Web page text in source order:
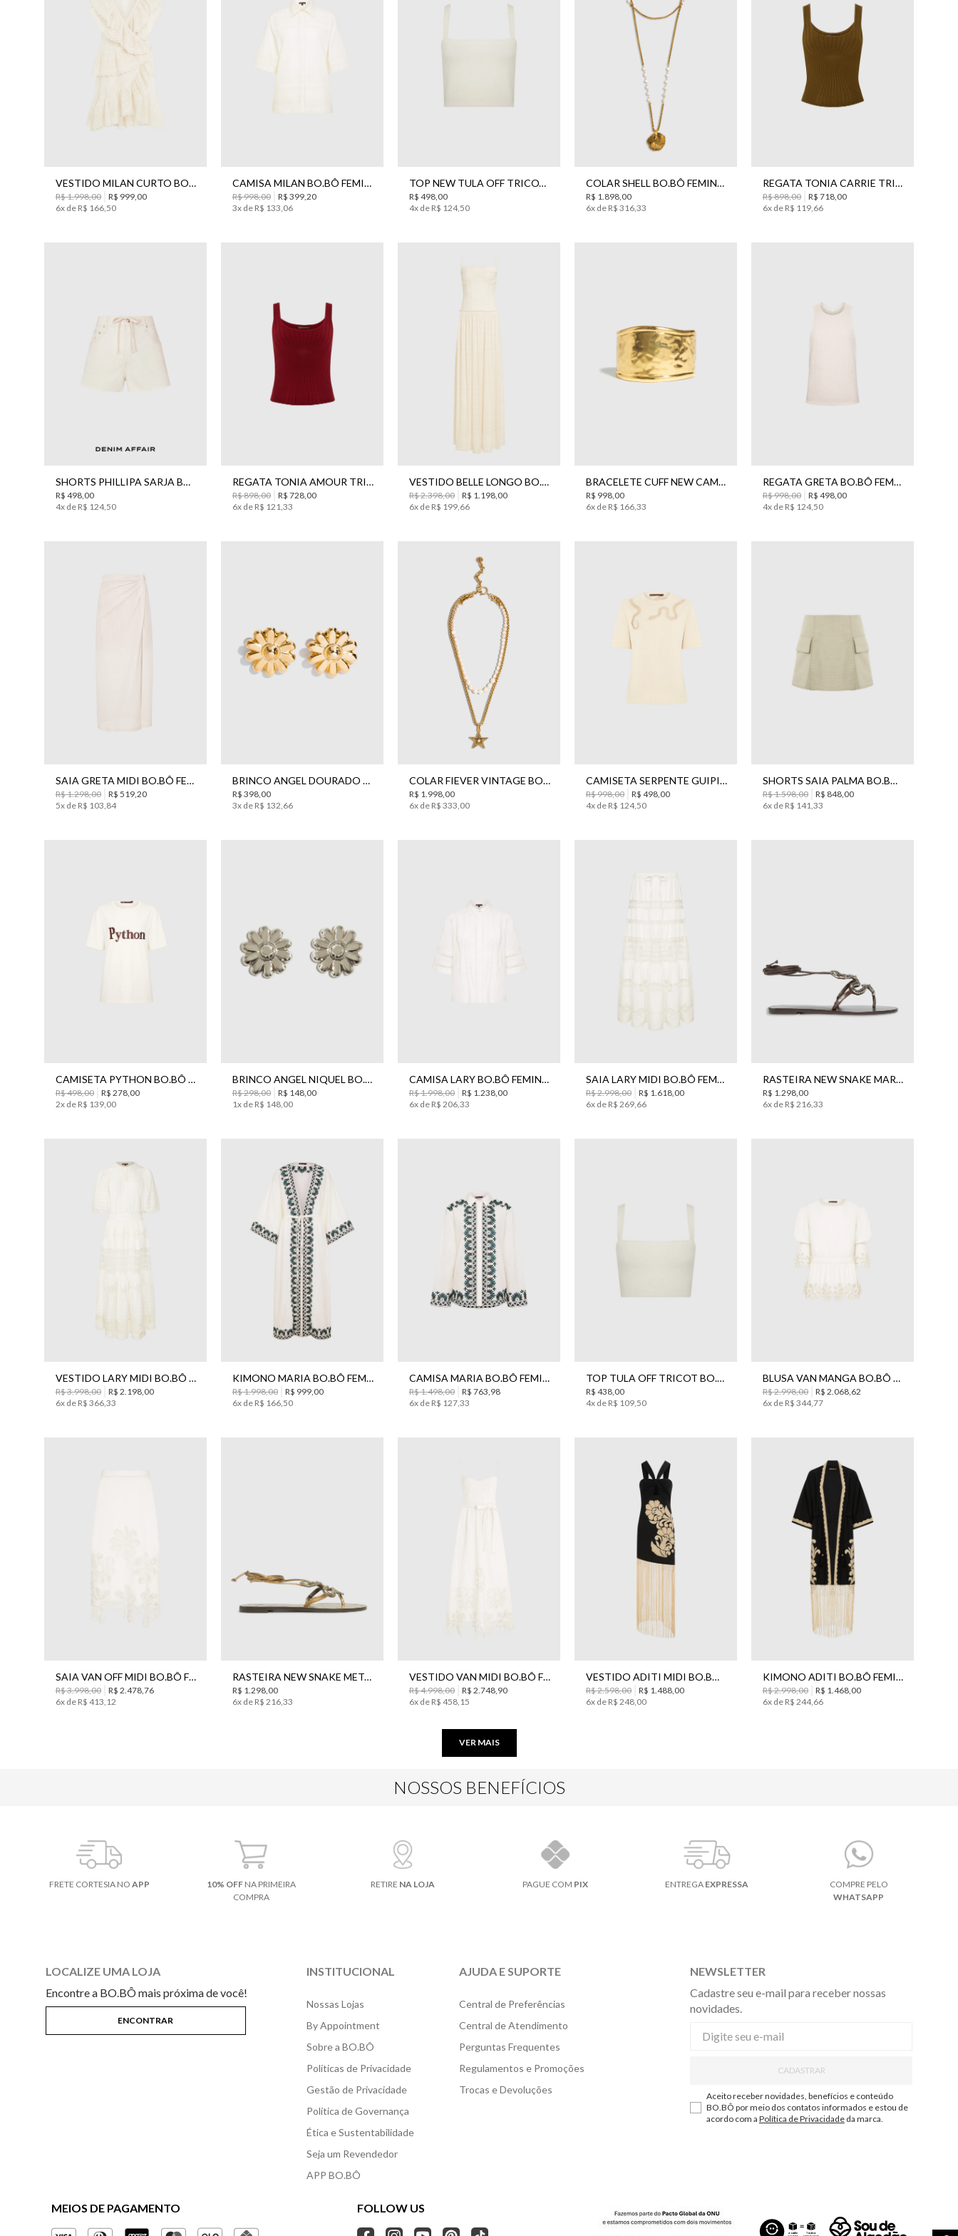
VESTIDO MILAN CURTO BO.BÔ FEMININO
R$1.998,00 R$ 999, 00
6x de R$ 166, 50
CAMISA MILAN BO.BÔ FEMININA
R$998,00 R$ 399, 20
3x de R$ 133 06
TOP NEW TULA OFF TRICOT BO.BÔ FEMININO
R$ 498, 00
4x de R$ 124, 50
UN
COLAR SHELL BO.BÔ FEMININO
R$ 1 898, 00
6x de R$ 316, 33
REGATA TONIA CARRIE TRICOT BO.BÔ FEMININA
R$898,00 R$ 718, 00
6x de R$ 119, 66
38 40
SHORTS PHILLIPA SARJA BO.BÔ FEMININO
R$ 498, 00
4x de R$ 124, 50
REGATA TONIA AMOUR TRICOT BO.BÔ FEMININA
R$898,00 R$ 728, 00
6x de R$ 121 33
42
VESTIDO BELLE LONGO BO.BÔ FEMININO
R$2.398,00 R$ 1 198, 00
6x de R$ 199, 66
BRACELETE CUFF NEW CAMILLE DOURADO BO.BÔ FEMININO
R$ 998, 00
6x de R$ 166, 33
REGATA GRETA BO.BÔ FEMININA
R$998,00 R$ 498, 00
4x de R$ 124, 50
SAIA GRETA MIDI BO.BÔ FEMININA
R$1.298,00 R$ 519, 20
5x de R$ 103 84
BRINCO ANGEL DOURADO BO.BÔ FEMININO
R$ 398, 00
3x de R$ 132 66
UN
COLAR FIEVER VINTAGE BO.BÔ FEMININO
R$ 1 998, 00
6x de R$ 333 00
CAMISETA SERPENTE GUIPIR BO.BÔ FEMININA
R$998,00 R$ 498, 00
4x de R$ 124, 50
SHORTS SAIA PALMA BO.BÔ FEMININO
R$1.598,00 R$ 848, 00
6x de R$ 141 33
CAMISETA PYTHON BO.BÔ FEMININA
R$498,00 R$ 278, 00
2x de R$ 139, 00
BRINCO ANGEL NIQUEL BO.BÔ FEMININO
R$298,00 R$ 148, 00
1x de R$ 148, 00
CAMISA LARY BO.BÔ FEMININA
R$1.998,00 R$ 1 238, 00
6x de R$ 206, 33
SAIA LARY MIDI BO.BÔ FEMININA
R$2.998,00 R$ 1 618, 00
6x de R$ 269, 66
RASTEIRA NEW SNAKE MARROM BO.BÔ FEMININA
R$ 1 298, 00
6x de R$ 216, 33
VESTIDO LARY MIDI BO.BÔ FEMININO
R$3.998,00 R$ 2 198, 00
6x de R$ 366, 33
KIMONO MARIA BO.BÔ FEMININO
R$1.998,00 R$ 999, 00
6x de R$ 166, 50
CAMISA MARIA BO.BÔ FEMININA
R$1.498,00 R$ 763 98
6x de R$ 127, 33
TOP TULA OFF TRICOT BO.BÔ FEMININO
R$ 438, 00
4x de R$ 109, 50
BLUSA VAN MANGA BO.BÔ FEMININA
R$2.998,00 R$ 2 068, 62
6x de R$ 344,77
SAIA VAN OFF MIDI BO.BÔ FEMININA
R$3.998,00 R$ 2 478, 76
6x de R$ 413 12
RASTEIRA NEW SNAKE METAL BO.BÔ FEMININA
R$ 1 298, 00
6x de R$ 216, 33
VESTIDO VAN MIDI BO.BÔ FEMININA
R$4.998,00 R$ 2 748, 90
6x de R$ 458, 15
VESTIDO ADITI MIDI BO.BÔ FEMININO
R$2.598,00 R$ 1 488, 00
6x de R$ 248, 00
KIMONO ADITI BO.BÔ FEMININO
R$2.998,00 R$ 1 468, 00
6x de R$ 244, 66
VER MAIS
NOSSOS BENEFÍCIOS
FRETE CORTESIA NO APP 10% OFFNA PRIMEIRA
COMPRA
RETIRE NA LOJA PAGUE COM PIX ENTREGA EXPRESSA
COMPRE PELO
WHATSAPP
LOCALIZE UMA LOJA
Encontre a BO.BÔ mais próxima de você!
INSTITUCIONAL
Nossas Lojas
By Appointment
Sobre a BO.BÔ
Políticas de Privacidade
Gestão de Privacidade
Política de Governança
Ética e Sustentabilidade
Seja um Revendedor
APP BO.BÔ
AJUDA E SUPORTE
Central de Preferências
Central de Atendimento
Perguntas Frequentes
Regulamentos e Promoções
Trocas e Devoluções
NEWSLETTER
Cadastre seu e-mail para receber nossas
novidades.
CADASTRAR
Aceito receber novidades, benefícios e conteúdo
BO.BÔ por meio dos contatos informados e estou de
acordo com a Política de Privacidadeda marca.
MEIOS DE PAGAMENTO FOLLOW US